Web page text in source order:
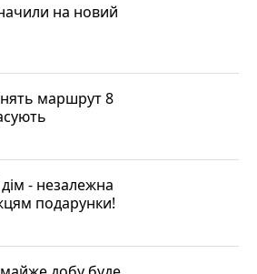
на новий
маршрут 8
- незалежна
подарунки!